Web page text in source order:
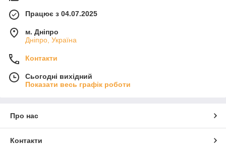
Працює з 04.07.2025
м. Дніпро
Дніпро, Україна
Контакти
Сьогодні вихідний
Показати весь графік роботи
Про нас
Контакти